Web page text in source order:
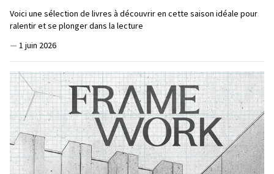
Voici une sélection de livres à découvrir en cette saison idéale pour
ralentir et se plonger dans la lecture
— 1 juin 2026